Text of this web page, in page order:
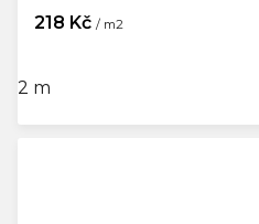
218 Kč / m2
2 m